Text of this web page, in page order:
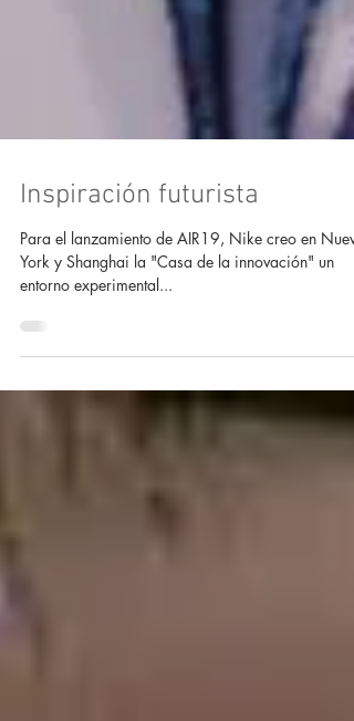
Inspiración futurista
Para el lanzamiento de AIR19, Nike creo en Nueva
entorno experimental...